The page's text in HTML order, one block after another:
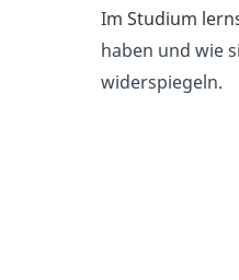
Im Studium
haben und wie
widerspiegeln.